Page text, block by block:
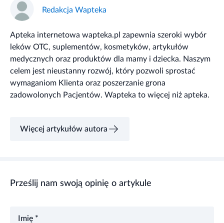
Redakcja Wapteka
Apteka internetowa wapteka.pl zapewnia szeroki wybór
leków OTC, suplementów, kosmetyków, artykułów
medycznych oraz produktów dla mamy i dziecka. Naszym
celem jest nieustanny rozwój, który pozwoli sprostać
wymaganiom Klienta oraz poszerzanie grona
zadowolonych Pacjentów. Wapteka to więcej niż apteka.
Więcej artykułów autora
Prześlij nam swoją opinię o artykule
Imię *